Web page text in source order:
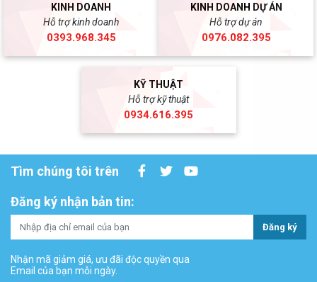
KINH DOANH
Hỗ trợ kinh doanh
0393.968.345
KINH DOANH DỰ ÁN
Hỗ trợ dự án
0976.082.395
KỸ THUẬT
Hỗ trợ kỹ thuật
0934.616.395
Tìm chúng tôi trên
Đăng ký nhận bản tin:
Đăng ký
Nhận mã giảm giá, ưu đãi độc quyền qua
Email của bạn mỗi ngày.